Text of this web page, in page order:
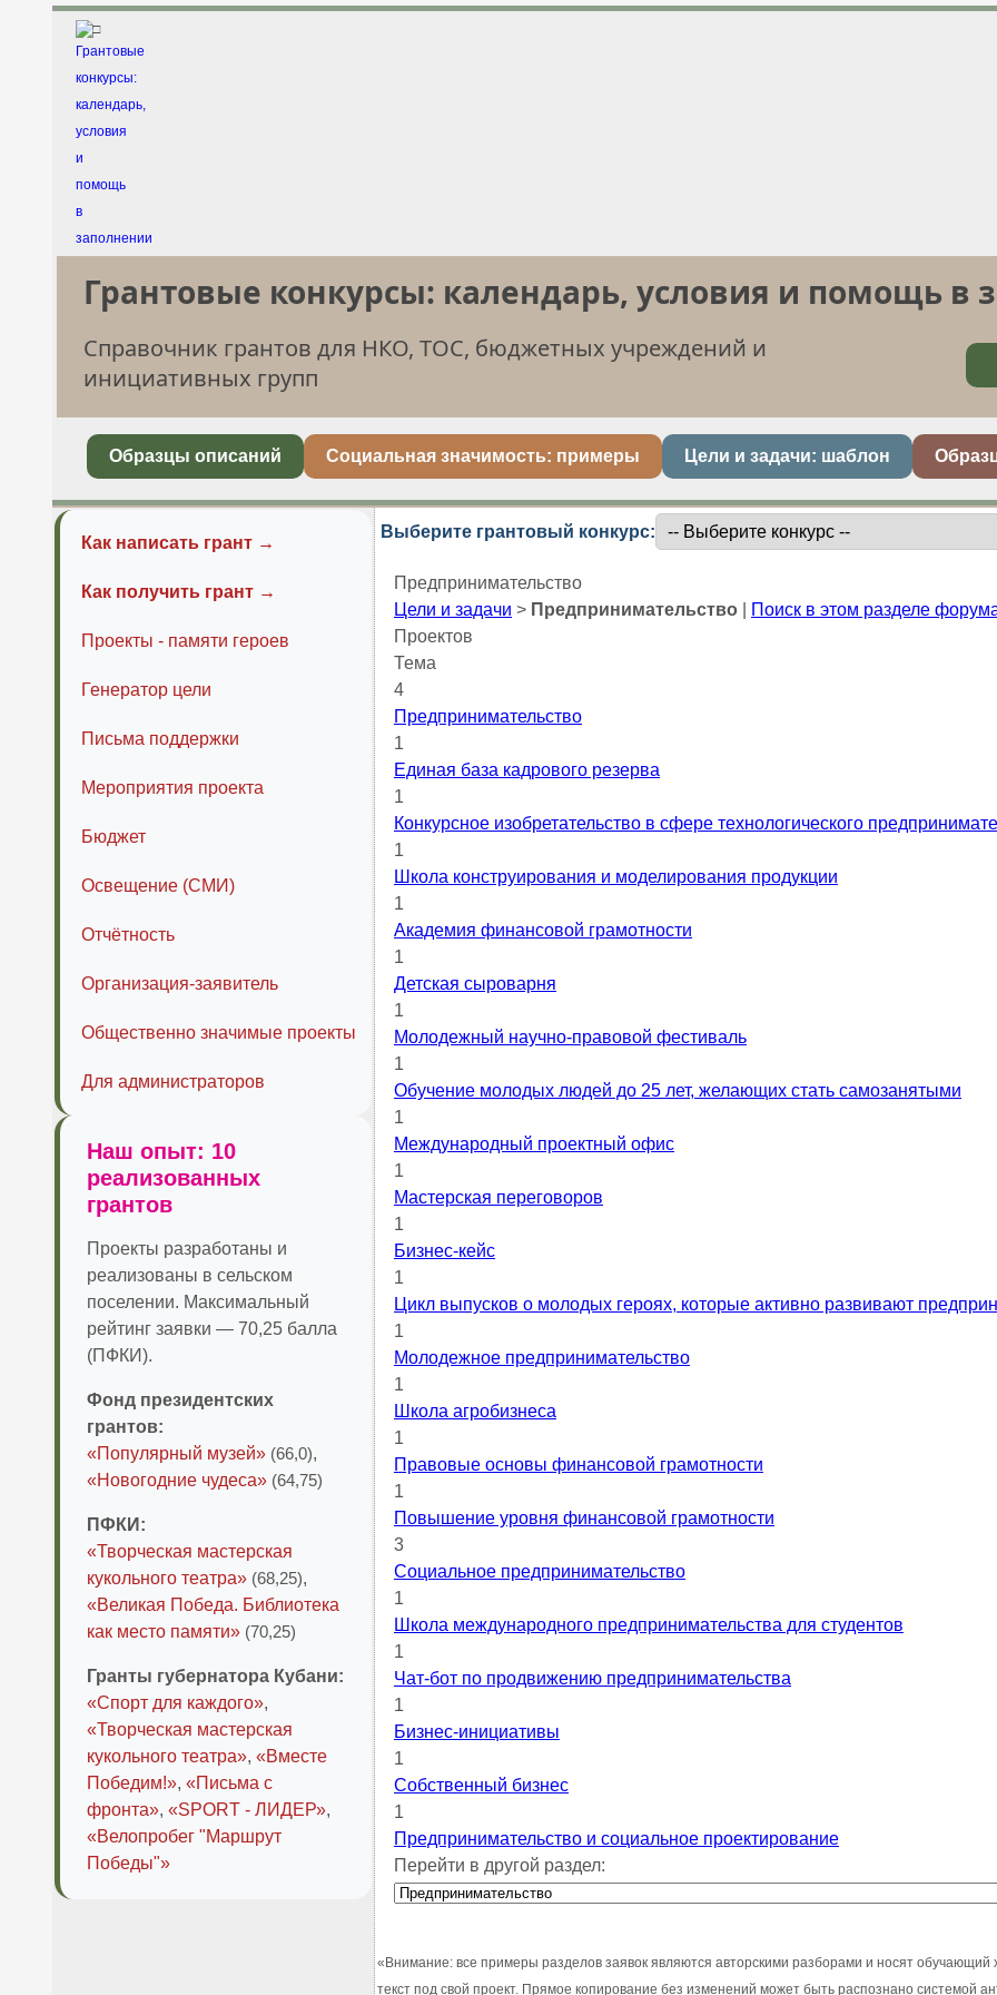
□
Грантовые конкурсы: календарь, условия и помощь в
Справочник грантов для НКО, ТОС, бюджетных учреждений и
инициативных групп
Образцы описаний Социальная значимость: примеры Цели и задачи: шаблон
Как написать грант →
Как получить грант →
Проекты - памяти героев
Генератор цели
Письма поддержки
Мероприятия проекта
Бюджет
Освещение (СМИ)
Отчётность
Организация-заявитель
Общественно значимые проекты
Для администраторов
Наш опыт: 10
реализованных
грантов
Проекты разработаны и
реализованы в сельском
поселении. Максимальный
рейтинг заявки — 70,25 балла
(ПФКИ).
Фонд президентских
грантов:
«Популярный музей» (66,0),
«Новогодние чудеса» (64,75)
ПФКИ:
«Творческая мастерская
кукольного театра» (68,25),
«Великая Победа. Библиотека
как место памяти» (70,25)
Гранты губернатора Кубани:
«Спорт для каждого»,
«Творческая мастерская
кукольного театра», «Вместе
Победим!», «Письма с
фронта», «SPORT - ЛИДЕР»,
«Велопробег "Маршрут
Победы"»
Выберите грантовый конкурс:
Предпринимательство
Цели и задачи > Предпринимательство
Поиск в этом разделе
Проектов
Тема
4
Предпринимательство
1
Единая база кадрового резерва
1
Конкурсное изобретательство в сфере технологического
1
Школа конструирования и моделирования продукции
1
Академия финансовой грамотности
1
Детская cыроварня
1
Молодежный научно-правовой фестиваль
1
Обучение молодых людей до 25 лет, желающих стать самозанятыми
1
Международный проектный офис
1
Мастерская переговоров
1
Бизнес-кейс
1
Цикл выпусков о молодых героях, которые активно развивают
1
Молодежное предпринимательство
1
Школа агробизнеса
1
Правовые основы финансовой грамотности
1
Повышение уровня финансовой грамотности
3
Социальное предпринимательство
1
Школа международного предпринимательства для студентов
1
Чат-бот по продвижению предпринимательства
1
Бизнес-инициативы
1
Собственный бизнес
1
Предпринимательство и социальное проектирование
Перейти в другой раздел:
«Внимание: все примеры разделов заявок являются авторскими разборами и носят
текст под свой проект. Прямое копирование без изменений может быть распознано системой